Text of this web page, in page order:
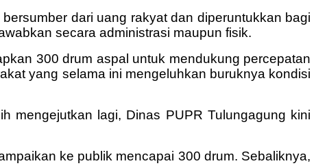
dari uang rakyat dan diperuntukkan bagi
secara administrasi maupun fisik.
300 drum aspal untuk mendukung percepatan
yang selama ini mengeluhkan buruknya kondisi
mengejutkan lagi, Dinas PUPR Tulungagung kini
ke publik mencapai 300 drum. Sebaliknya,